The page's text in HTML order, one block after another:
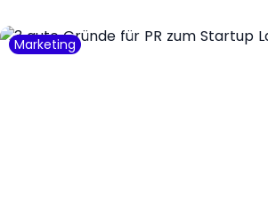
Marketing